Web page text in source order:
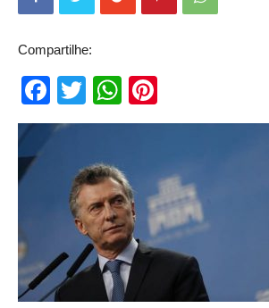
Compartilhe:
Facebook
TwitterWhatsApp